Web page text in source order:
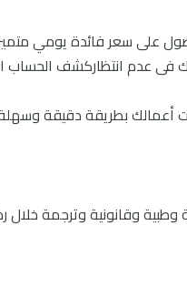
على سعر فائدة يومي
فى عدم انتظاركشف
أعمالك بطريقة دقيقة
وقانونية وترجمة خلال